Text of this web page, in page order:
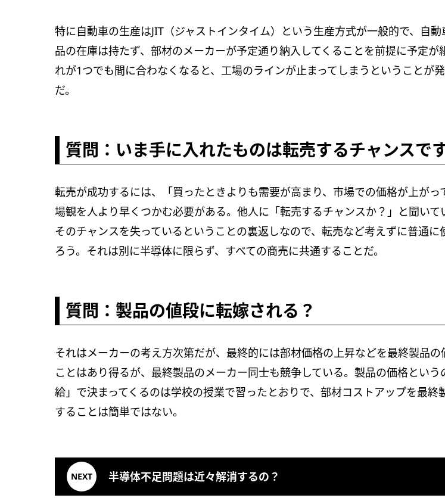
特に自動車の生産はJIT（ジャストインタイム）という生産方式が一般的で、自
品の在庫は持たず、部材のメーカーが予定通り納入してくることを前提に予定が
れが1つでも間に合わなくなると、工場のラインが止まってしまうということが
だ。
質問：いま手に入れたものは転売するチャンスで
転売が成功するには、「買ったときよりも需要が高まり、市場での価格が上がっ
場観を人より早くつかむ必要がある。他人に「転売するチャンスか？」と聞いて
そのチャンスを失っているということの裏返しなので、転売など考えずに普通に
ろう。それは別に半導体に限らず、すべての商売に共通することだ。
質問：製品の値段に転嫁される？
それはメーカーの考え方次第だが、最終的には部材価格の上昇などを最終製品の
ことはあり得るが、最終製品のメーカー同士も競争している。製品の価格という
給」で決まってくるのは学校の授業で習ったとおりで、部材コストアップを最終
することは簡単ではない。
半導体不足問題は近々解消するの？